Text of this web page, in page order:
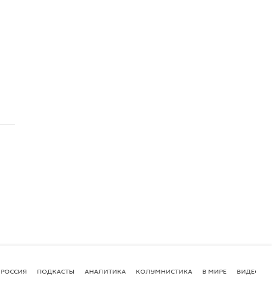
РОССИЯ ПОДКАСТЫ АНАЛИТИКА КОЛУМНИСТИКА В МИРЕ ВИДЕО